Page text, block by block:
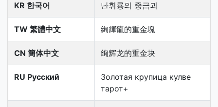
KR 한국어 난휘룡의 중금괴
TW 繁體中文 絢輝龍的重金塊
CN 簡体中文 绚辉龙的重金块
RU Русский
Золотая крупица кулве
тарот+